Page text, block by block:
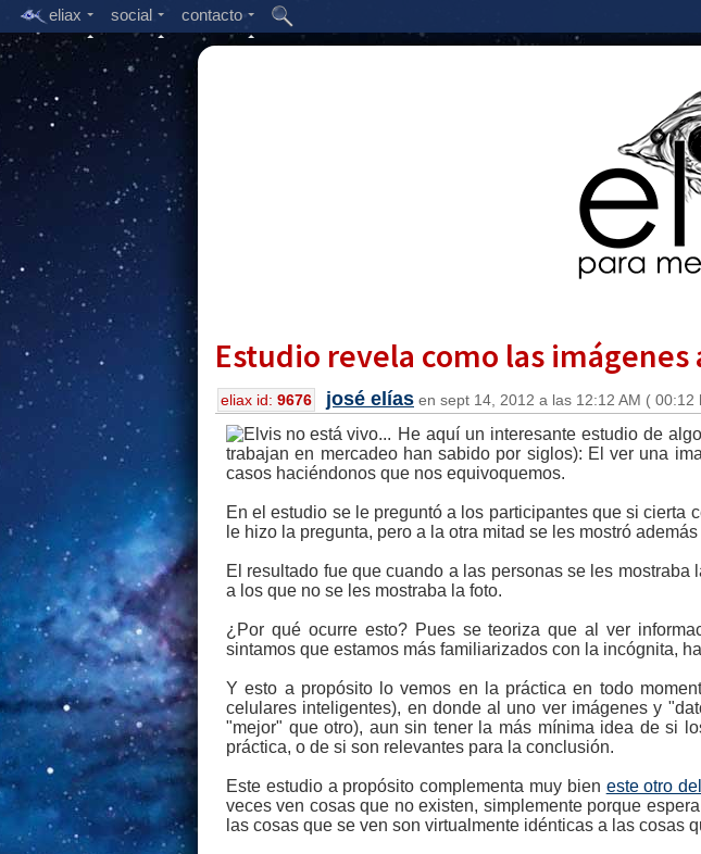
eliax social contacto
Estudio revela como las
eliax id: 9676 josé elías en sept 14, 2012 a las 12:12 AM ( 00:12
He aquí un interesante estudio de
trabajan en mercadeo han sabido por siglos): El ver una
casos haciéndonos que nos equivoquemos.
En el estudio se le preguntó a los participantes que si cierta
le hizo la pregunta, pero a la otra mitad se les mostró
El resultado fue que cuando a las personas se les
a los que no se les mostraba la foto.
¿Por qué ocurre esto? Pues se teoriza que al ver
sintamos que estamos más familiarizados con la incógnita,
Y esto a propósito lo vemos en la práctica en todo
celulares inteligentes), en donde al uno ver imágenes y
"mejor" que otro), aun sin tener la más mínima idea de si
práctica, o de si son relevantes para la conclusión.
Este estudio a propósito complementa muy bien este otro
veces ven cosas que no existen, simplemente porque
las cosas que se ven son virtualmente idénticas a las cosas